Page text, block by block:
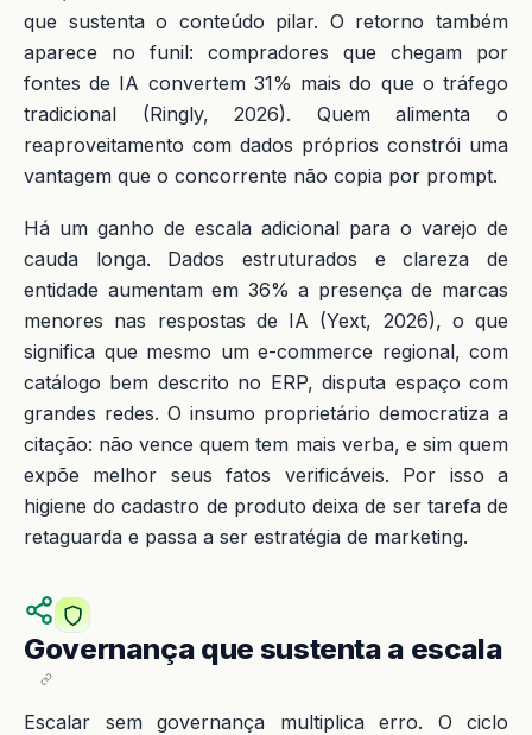
que sustenta o conteúdo pilar. O retorno também
aparece no funil: compradores que chegam por
fontes de IA convertem 31% mais do que o tráfego
tradicional (Ringly, 2026). Quem alimenta o
reaproveitamento com dados próprios constrói uma
vantagem que o concorrente não copia por prompt.
Há um ganho de escala adicional para o varejo de
cauda longa. Dados estruturados e clareza de
entidade aumentam em 36% a presença de marcas
menores nas respostas de IA (Yext, 2026), o que
significa que mesmo um e-commerce regional, com
catálogo bem descrito no ERP, disputa espaço com
grandes redes. O insumo proprietário democratiza a
citação: não vence quem tem mais verba, e sim quem
expõe melhor seus fatos verificáveis. Por isso a
higiene do cadastro de produto deixa de ser tarefa de
retaguarda e passa a ser estratégia de marketing.
Governança que sustenta a escala
Escalar sem governança multiplica erro. O ciclo